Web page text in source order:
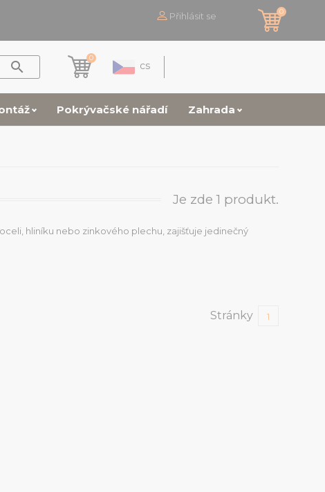
Přihlásit se 0

0
cs
Pokrývačské nářadí Zahrada
Je zde 1 produkt.
hliníku nebo zinkového plechu, zajišťuje jedinečný
Stránky 1